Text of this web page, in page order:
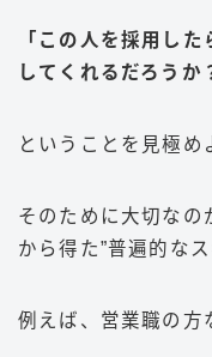
「この人を採用し
してくれるだろうか
ということを見極め
そのために大切なの
から得た”普遍的な
例えば、営業職の方